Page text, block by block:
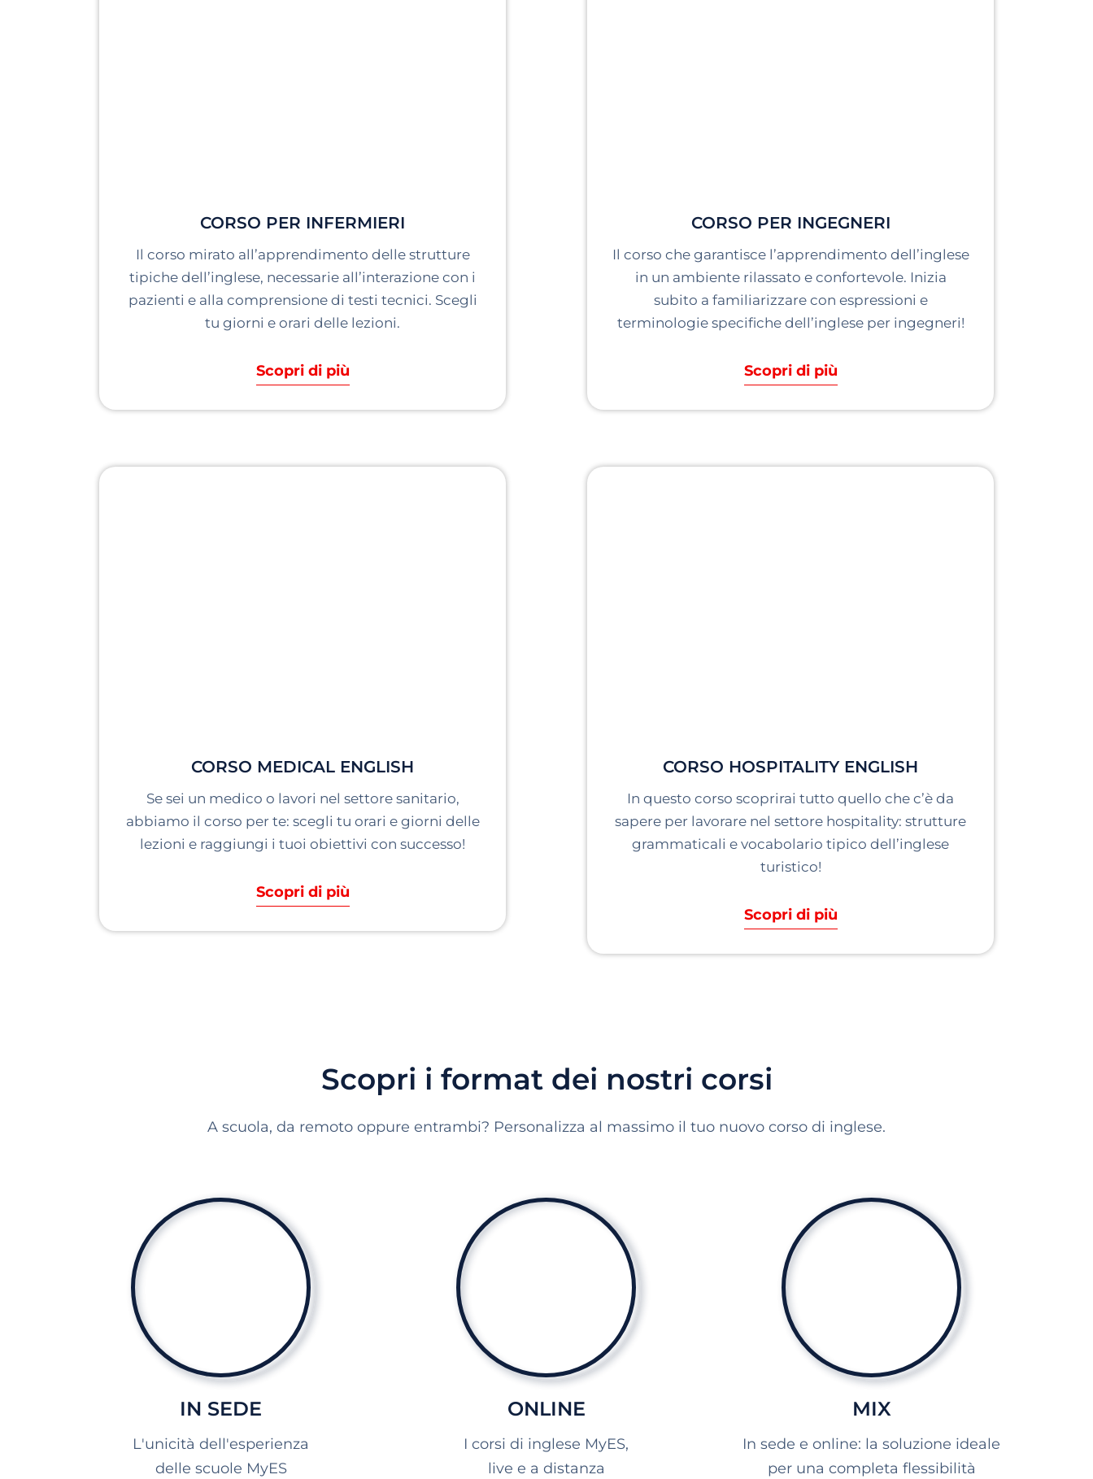
CORSO PER INFERMIERI
Il corso mirato all’apprendimento delle strutture
tipiche dell’inglese, necessarie all’interazione con i
pazienti e alla comprensione di testi tecnici. Scegli
tu giorni e orari delle lezioni.
Scopri di più
CORSO PER INGEGNERI
Il corso che garantisce l’apprendimento dell’inglese
in un ambiente rilassato e confortevole. Inizia
subito a familiarizzare con espressioni e
terminologie specifiche dell’inglese per ingegneri!
Scopri di più
CORSO MEDICAL ENGLISH
Se sei un medico o lavori nel settore sanitario,
abbiamo il corso per te: scegli tu orari e giorni delle
lezioni e raggiungi i tuoi obiettivi con successo!
Scopri di più
CORSO HOSPITALITY ENGLISH
In questo corso scoprirai tutto quello che c’è da
sapere per lavorare nel settore hospitality: strutture
grammaticali e vocabolario tipico dell’inglese
turistico!
Scopri di più
Scopri i format dei nostri corsi
A scuola, da remoto oppure entrambi? Personalizza al massimo il tuo nuovo corso di inglese.
IN SEDE
L'unicità dell'esperienza
delle scuole MyES
ONLINE
I corsi di inglese MyES,
live e a distanza
MIX
In sede e online: la soluzione ideale
per una completa flessibilità